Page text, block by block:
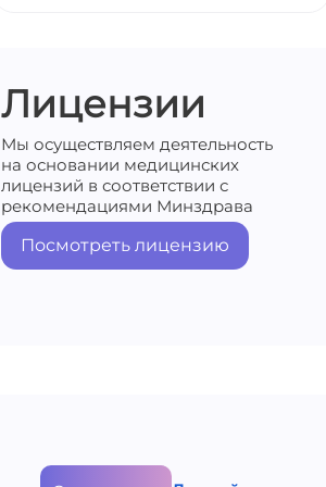
Лицензии
Мы осуществляем деятельность
на основании медицинских
лицензий в соответствии с
рекомендациями Минздрава
Посмотреть лицензию